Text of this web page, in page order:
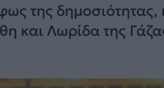
της δημοσιότητας,
και Λωρίδα της